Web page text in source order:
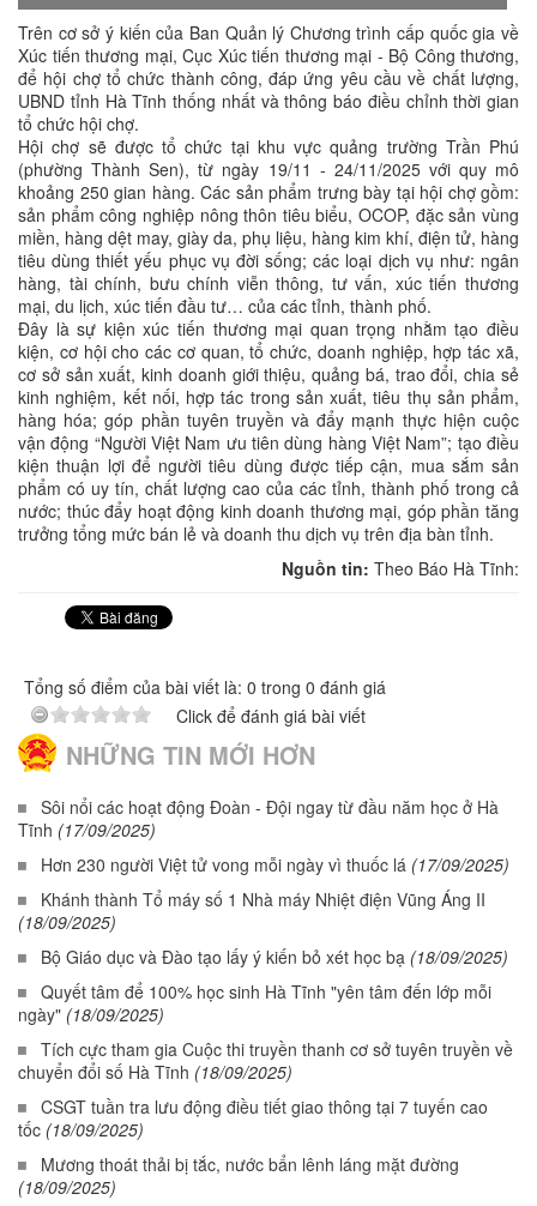
Trên cơ sở ý kiến của Ban Quản lý Chương trình cấp quốc gia về
Xúc tiến thương mại, Cục Xúc tiến thương mại - Bộ Công thương,
để hội chợ tổ chức thành công, đáp ứng yêu cầu về chất lượng,
UBND tỉnh Hà Tĩnh thống nhất và thông báo điều chỉnh thời gian
tổ chức hội chợ.
Hội chợ sẽ được tổ chức tại khu vực quảng trường Trần Phú
(phường Thành Sen), từ ngày 19/11 - 24/11/2025 với quy mô
khoảng 250 gian hàng. Các sản phẩm trưng bày tại hội chợ gồm:
sản phẩm công nghiệp nông thôn tiêu biểu, OCOP, đặc sản vùng
miền, hàng dệt may, giày da, phụ liệu, hàng kim khí, điện tử, hàng
tiêu dùng thiết yếu phục vụ đời sống; các loại dịch vụ như: ngân
hàng, tài chính, bưu chính viễn thông, tư vấn, xúc tiến thương
mại, du lịch, xúc tiến đầu tư… của các tỉnh, thành phố.
Đây là sự kiện xúc tiến thương mại quan trọng nhằm tạo điều
kiện, cơ hội cho các cơ quan, tổ chức, doanh nghiệp, hợp tác xã,
cơ sở sản xuất, kinh doanh giới thiệu, quảng bá, trao đổi, chia sẻ
kinh nghiệm, kết nối, hợp tác trong sản xuất, tiêu thụ sản phẩm,
hàng hóa; góp phần tuyên truyền và đẩy mạnh thực hiện cuộc
vận động “Người Việt Nam ưu tiên dùng hàng Việt Nam”; tạo điều
kiện thuận lợi để người tiêu dùng được tiếp cận, mua sắm sản
phẩm có uy tín, chất lượng cao của các tỉnh, thành phố trong cả
nước; thúc đẩy hoạt động kinh doanh thương mại, góp phần tăng
trưởng tổng mức bán lẻ và doanh thu dịch vụ trên địa bàn tỉnh.
Nguồn tin: Theo Báo Hà Tĩnh:
Tổng số điểm của bài viết là: 0 trong 0 đánh giá
Click để đánh giá bài viết
NHỮNG TIN MỚI HƠN
Sôi nổi các hoạt động Đoàn - Đội ngay từ đầu năm học ở Hà
Tĩnh (17/09/2025)
Hơn 230 người Việt tử vong mỗi ngày vì thuốc lá (17/09/2025)
Khánh thành Tổ máy số 1 Nhà máy Nhiệt điện Vũng Áng II
(18/09/2025)
Bộ Giáo dục và Đào tạo lấy ý kiến bỏ xét học bạ (18/09/2025)
Quyết tâm để 100% học sinh Hà Tĩnh "yên tâm đến lớp mỗi
ngày" (18/09/2025)
Tích cực tham gia Cuộc thi truyền thanh cơ sở tuyên truyền về
chuyển đổi số Hà Tĩnh (18/09/2025)
CSGT tuần tra lưu động điều tiết giao thông tại 7 tuyến cao
tốc (18/09/2025)
Mương thoát thải bị tắc, nước bẩn lênh láng mặt đường
(18/09/2025)